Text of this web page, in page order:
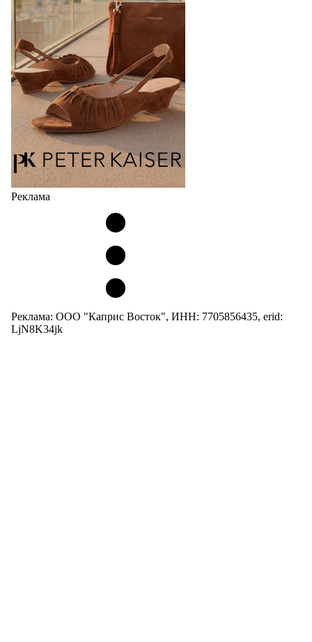
Гуанчжоу, столице моды Китая, является
профессиональной обувной компанией,
объединяющей разработку, производство и…
07.08.2026 797
Реклама
Реклама: ООО "Каприс Восток", ИНН: 7705856435, erid:
LjN8K34jk